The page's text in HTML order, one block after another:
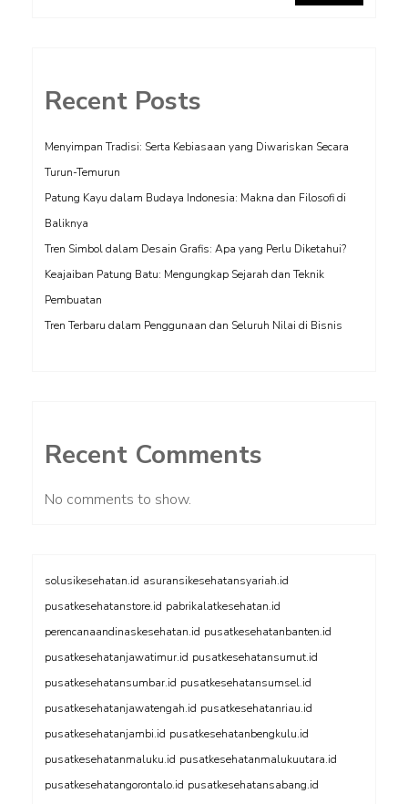
Recent Posts
Menyimpan Tradisi: Serta Kebiasaan yang Diwariskan Secara
Turun-Temurun
Patung Kayu dalam Budaya Indonesia: Makna dan Filosofi di
Baliknya
Tren Simbol dalam Desain Grafis: Apa yang Perlu Diketahui?
Keajaiban Patung Batu: Mengungkap Sejarah dan Teknik
Pembuatan
Tren Terbaru dalam Penggunaan dan Seluruh Nilai di Bisnis
Recent Comments
No comments to show.
solusikesehatan.id asuransikesehatansyariah.id
pusatkesehatanstore.id pabrikalatkesehatan.id
perencanaandinaskesehatan.id pusatkesehatanbanten.id
pusatkesehatanjawatimur.id pusatkesehatansumut.id
pusatkesehatansumbar.id pusatkesehatansumsel.id
pusatkesehatanjawatengah.id pusatkesehatanriau.id
pusatkesehatanjambi.id pusatkesehatanbengkulu.id
pusatkesehatanmaluku.id pusatkesehatanmalukuutara.id
pusatkesehatangorontalo.id pusatkesehatansabang.id